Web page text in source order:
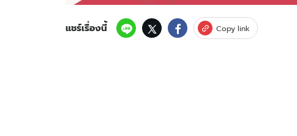
แชร์เรื่องนี้ Copy link